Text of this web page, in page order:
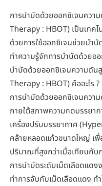
การบำบัดด้วยออกซิเจนคว
Therapy : HBOT) เป็นเทค
ด้วยการใช้ออกซิเจนช่วยบำ
ทำความรู้จักการบำบัดด้วยอ
บำบัดด้วยออกซิเจนความดั
Therapy : HBOT) คืออะไร ?
การบำบัดด้วยออกซิเจนควา
ภายใต้สภาพความกดบรรยา
เครื่องปรับบรรยากาศ
คล้ายหลอดแก้วขนาดใหญ่ เพื่
ปริมาณที่สูงกว่าเมื่อเทียบกับ
การบำบัดระดับเม็ดเลือดแดง
ทำการจับกับเม็ดเลือดแดง ท